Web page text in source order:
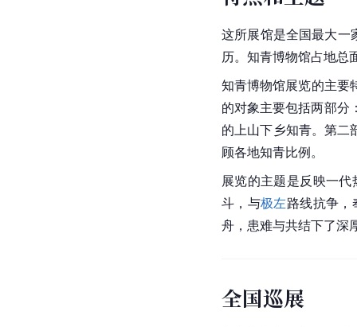
这所展馆是全国最大一
历。知青博物馆占地总
知青博物馆展览的主要
的对象主要包括两部分
的 上山下乡知青。第二
顾各地知青比例。
展览的主题是反映一
斗，与极左路线抗争，
舟，患难与共结下了深
全国巡展